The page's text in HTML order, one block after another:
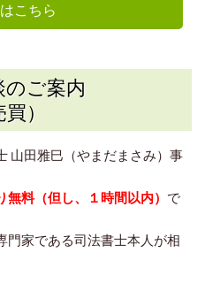
こちら
のご案内
買）
山田雅巳（やまだまさみ）事
無料（但し、１時間以内） で
門家である司法書士本人が相